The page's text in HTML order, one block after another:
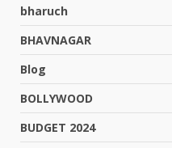
bharuch
BHAVNAGAR
Blog
BOLLYWOOD
BUDGET 2024